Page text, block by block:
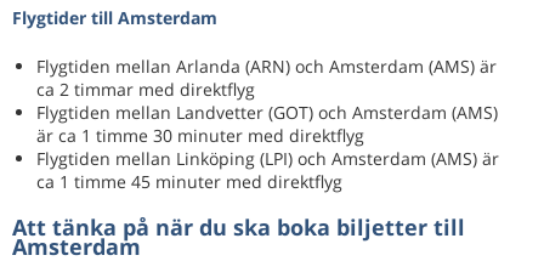
Flygtider till Amsterdam
Flygtiden mellan Arlanda (ARN) och Amsterdam (AMS) är
ca 2 timmar med direktflyg
Flygtiden mellan Landvetter (GOT) och Amsterdam (AMS)
är ca 1 timme 30 minuter med direktflyg
Flygtiden mellan Linköping (LPI) och Amsterdam (AMS) är
ca 1 timme 45 minuter med direktflyg
Att tänka på när du ska boka biljetter till
Amsterdam